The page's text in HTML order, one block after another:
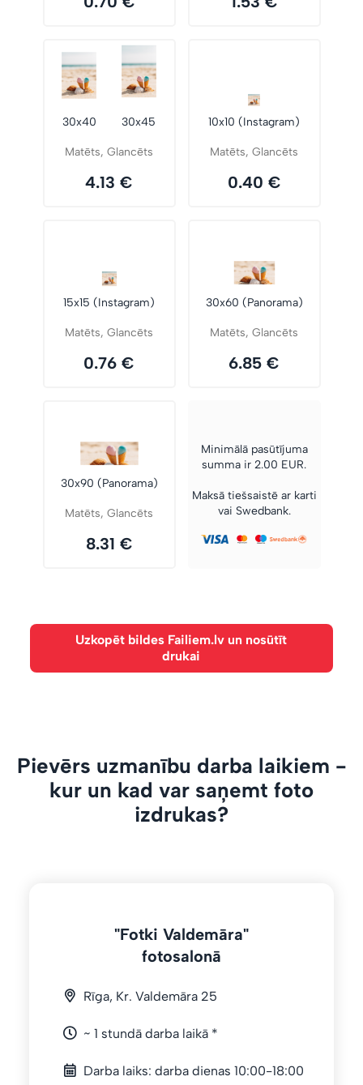
30x40 30x45
Matēts, Glancēts
4.13 €
10x10 (Instagram)
Matēts, Glancēts
0.40 €
15x15 (Instagram)
Matēts, Glancēts
0.76 €
30x60 (Panorama)
Matēts, Glancēts
6.85 €
30x90 (Panorama)
Matēts, Glancēts
8.31 €
Minimālā pasūtījuma
summa ir 2.00 EUR.
Maksā tiešsaistē ar karti
vai Swedbank.
Uzkopēt bildes Failiem.lv un nosūtīt
drukai
Pievērs uzmanību darba laikiem -
kur un kad var saņemt foto
izdrukas?
"Fotki Valdemāra"
fotosalonā
Rīga, Kr. Valdemāra 25
~ 1 stundā darba laikā *
Darba laiks: darba dienas 10:00-18:00